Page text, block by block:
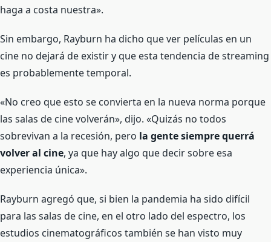
haga a costa nuestra».
Sin embargo, Rayburn ha dicho que ver películas en un
cine no dejará de existir y que esta tendencia de streaming
es probablemente temporal.
«No creo que esto se convierta en la nueva norma porque
las salas de cine volverán», dijo. «Quizás no todos
sobrevivan a la recesión, pero la gente siempre querrá
volver al cine, ya que hay algo que decir sobre esa
experiencia única».
Rayburn agregó que, si bien la pandemia ha sido difícil
para las salas de cine, en el otro lado del espectro, los
estudios cinematográficos también se han visto muy